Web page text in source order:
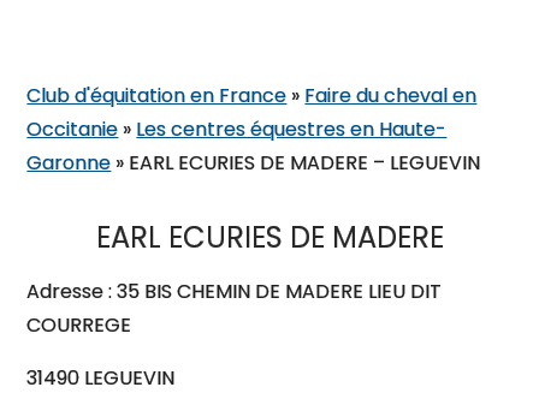
Club d'équitation en France » Faire du cheval en
Occitanie » Les centres équestres en Haute-
Garonne » EARL ECURIES DE MADERE – LEGUEVIN
EARL ECURIES DE MADERE
Adresse : 35 BIS CHEMIN DE MADERE LIEU DIT
COURREGE
31490 LEGUEVIN